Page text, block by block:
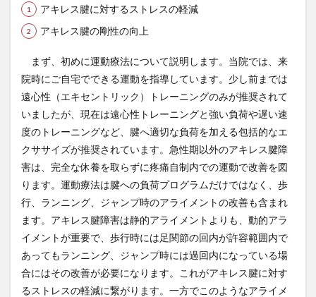
アキレス腱に対するストレスの軽減
アキレス腱の剛性の向上
まず、初めに運動療法について説明します。当院では、来
院時にご自宅でできる運動を指導しています。少し前までは
遠心性（エキセントリック）トレーニングのみが推奨されて
いましたが、現在は遠心性トレーニングと強い負荷や遅い速
度のトレーニングなど、腱へ適切な負荷を加える包括的なエ
クササイズが推奨されています。急性期以外のアキレス腱障
害は、完全な休養を取らずに疼痛自制内での運動で改善を図
ります。運動療法は腱への負荷プログラムだけではなく、歩
行、ランニング、ジャンプ時のアライメントの改善も含まれ
ます。アキレス腱障害は静的アライメントよりも、動的アラ
イメントが重要で、歩行時には足関節の回内が許容範囲内で
あってもランニング、ジャンプ時には過回内になっている場
合にはその改善が必要になります。これがアキレス腱に対す
るストレスの軽減に繋がります。一方でこのようなアライメ